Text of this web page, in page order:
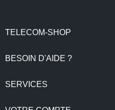
TELECOM-SHOP
BESOIN D'AIDE ?
SERVICES